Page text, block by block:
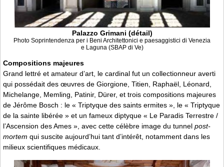
Palazzo Grimani (détail)
Photo Soprintendenza per i Beni Architettonici e paesaggistici di Venezia
e Laguna (SBAP di Ve)
Compositions majeures
Grand lettré et amateur d’art, le cardinal fut un collectionneur averti
qui possédait des œuvres de Giorgione, Titien, Raphaël, Léonard,
Michelange, Memling, Patinir, Dürer, et trois compositions majeures
de Jérôme Bosch : le « Triptyque des saints ermites », le « Triptyque
de la sainte libérée » et un fameux diptyque « Le Paradis Terrestre /
l’Ascension des Ames », avec cette célèbre image du tunnel post-
mortem qui suscite aujourd’hui tant d’intérêt, notamment dans les
milieux scientifiques médicaux.